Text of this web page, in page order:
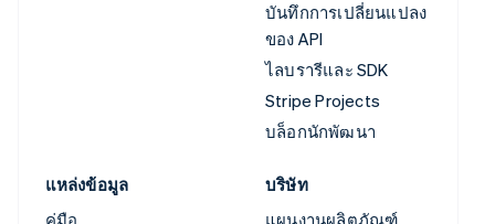
บันทึกการเปลี่ยนแปลง
ของ API
ไลบรารีและ SDK
Stripe Projects
บล็อกนักพัฒนา
แหล่งข้อมูล
บริษัท